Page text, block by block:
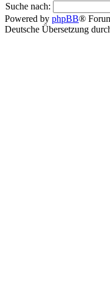
Suche nach:
Powered by phpBB®
Deutsche Übersetzung